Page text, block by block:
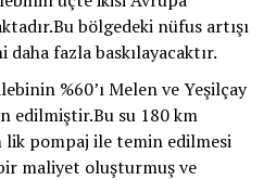
bölgedeki nüfus artışı
fazla baskılayacaktır.
%60’ı Melen ve Yeşilçay
edilmiştir.Bu su 180 km
lik pompaj ile temin edilmesi
maliyet oluşturmuş ve